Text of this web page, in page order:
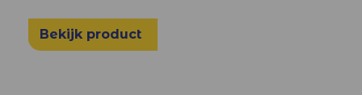
Bekijk product